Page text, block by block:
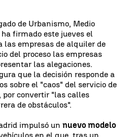
de Urbanismo, Medio
firmado este jueves el
las empresas de alquiler de
del proceso las empresas
las alegaciones.
que la decisión responde a
sobre el "caos" del servicio de
convertir "las calles
de obstáculos".
impulsó un nuevo modelo